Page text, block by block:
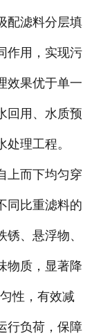
配滤料分层填
作用，实现污
效果优于单一
回用、水质预
理工程。
上而下均匀穿
同比重滤料的
、悬浮物、
物质，显著降
性，有效减
行负荷，保障